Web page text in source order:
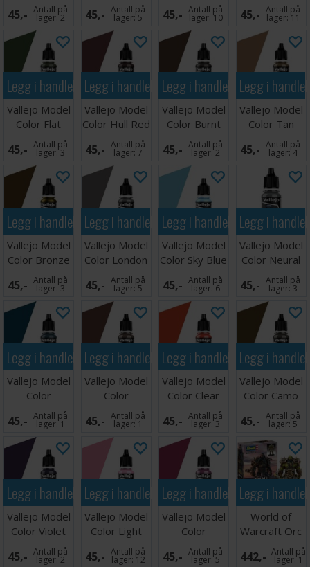
Green 17ml
45,- Antall på
lager:2
17ml
45,- Antall på
lager:5
Grey 17ml
45,- Antall på
lager: 10
Yellow 17ml
45,- Antall på
lager: 11
Legg i handlekurven
Vallejo Model
Color Flat
Green 17ml
45,- Antall på
lager:3
Legg i handlekurven
Vallejo Model
Color Hull Red
17ml
45,- Antall på
lager:7
Legg i handlekurven
Vallejo Model
Color Burnt
Umber 17ml
45,- Antall på
lager:2
Legg i
Vallejo Model
Color Tan
Earth 17ml
45,- Antall på
lager:4
Legg i handlekurven
Vallejo Model
Color Bronze
17ml
45,- Antall på
lager:3
Legg i handlekurven
Vallejo Model
Color London
Grey 17ml
45,- Antall på
lager:5
Legg i handlekurven
Vallejo Model
Color Sky Blue
17ml
45,- Antall på
lager:6
Legg i
Vallejo Model
Color Neural
Grey 17ml
45,- Antall på
lager:3
Legg i handlekurven
Vallejo Model
Color
Turquoise
17ml
45,- Antall på
lager:1
Legg i handlekurven
Vallejo Model
Color
Chestnut
Brown
45,- Antall på
lager:1
Legg i handlekurven
Vallejo Model
Color Clear
Orange 17ml
45,- Antall på
lager:3
Legg i
Vallejo Model
Color Camo
Middle Brown
45,- Antall på
lager:5
Legg i handlekurven
Vallejo Model
Color Violet
17ml
45,- Antall på
lager:2
Legg i handlekurven
Vallejo Model
Color Light
Pink
45,- Antall på
lager: 12
Legg i handlekurven
Vallejo Model
Color
Magenta
45,- Antall på
lager:5
Legg i
World of
Warcraft Orc
Thrall
442,- Antall på
lager:1